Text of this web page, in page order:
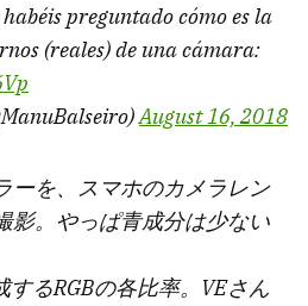
preguntado cómo es la
(reales) de una cámara:
August 16, 2018
ーを、スマホのカメラレン
影。やっぱ青成分は少ない
するRGBの各比率。VEさん